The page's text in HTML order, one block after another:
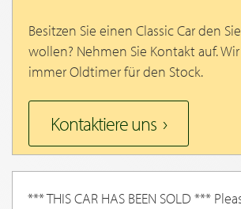
Besitzen Sie einen Classic Car den
wollen? Nehmen Sie Kontakt auf.
immer Oldtimer für den Stock.
Kontaktiere uns
*** THIS CAR HAS BEEN SOLD ***